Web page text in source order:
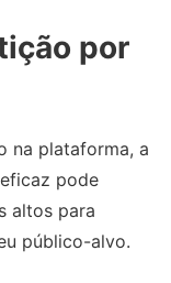
por
na plataforma, a
pode
altos para
público-alvo.